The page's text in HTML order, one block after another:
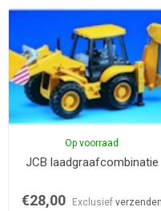
Op voorraad
JCB laadgraafcombinatie
€28,00 Exclusief verzenden